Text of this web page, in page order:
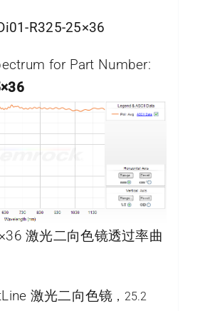
R325-25×36
for Part Number:
激光二向色镜透过率曲
激光二向色镜 ，25.2